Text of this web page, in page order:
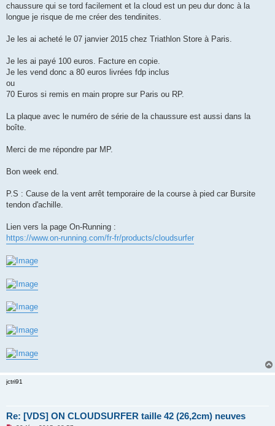
chaussure qui se tord facilement et la cloud est un peu dur donc à la
longue je risque de me créer des tendinites.
Je les ai acheté le 07 janvier 2015 chez Triathlon Store à Paris.
Je les ai payé 100 euros. Facture en copie.
Je les vend donc a 80 euros livrées fdp inclus
ou
70 Euros si remis en main propre sur Paris ou RP.
La plaque avec le numéro de série de la chaussure est aussi dans la
boîte.
Merci de me répondre par MP.
Bon week end.
P.S : Cause de la vent arrêt temporaire de la course à pied car Bursite
tendon d'achille.
Lien vers la page On-Running :
https://www.on-running.com/fr-fr/products/cloudsurfer
jctri91
Re: [VDS] ON CLOUDSURFER taille 42 (26,2cm) neuves